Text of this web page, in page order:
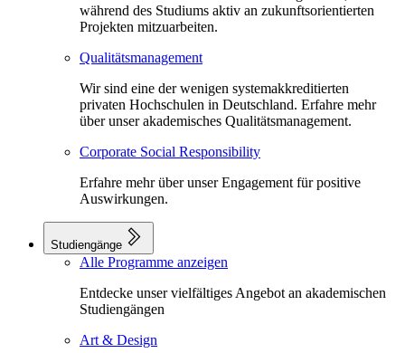
während des Studiums aktiv an zukunftsorientierten
Projekten mitzuarbeiten.
Qualitätsmanagement
Wir sind eine der wenigen systemakkreditierten
privaten Hochschulen in Deutschland. Erfahre mehr
über unser akademisches Qualitätsmanagement.
Corporate Social Responsibility
Erfahre mehr über unser Engagement für positive
Auswirkungen.
Studiengänge
Alle Programme anzeigen
Entdecke unser vielfältiges Angebot an akademischen
Studiengängen
Art & Design